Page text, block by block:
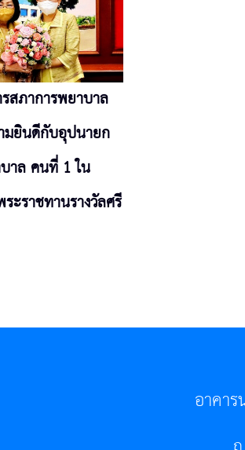
สภาการพยาบาล
มยินดีกับอุปนายก
าล คนที่ 1 ใน
ะราชทานรางวัลศรี
อาคา